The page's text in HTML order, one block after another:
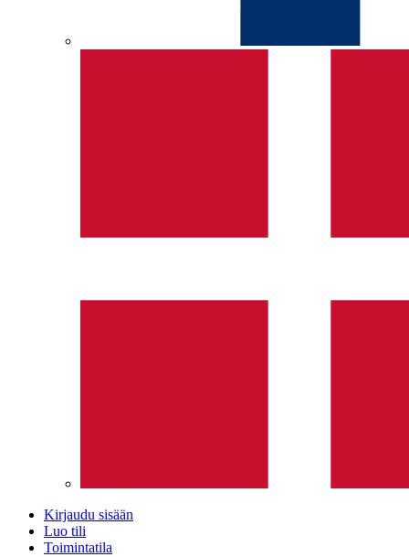
Kirjaudu sisään
Luo tili
Toimintatila